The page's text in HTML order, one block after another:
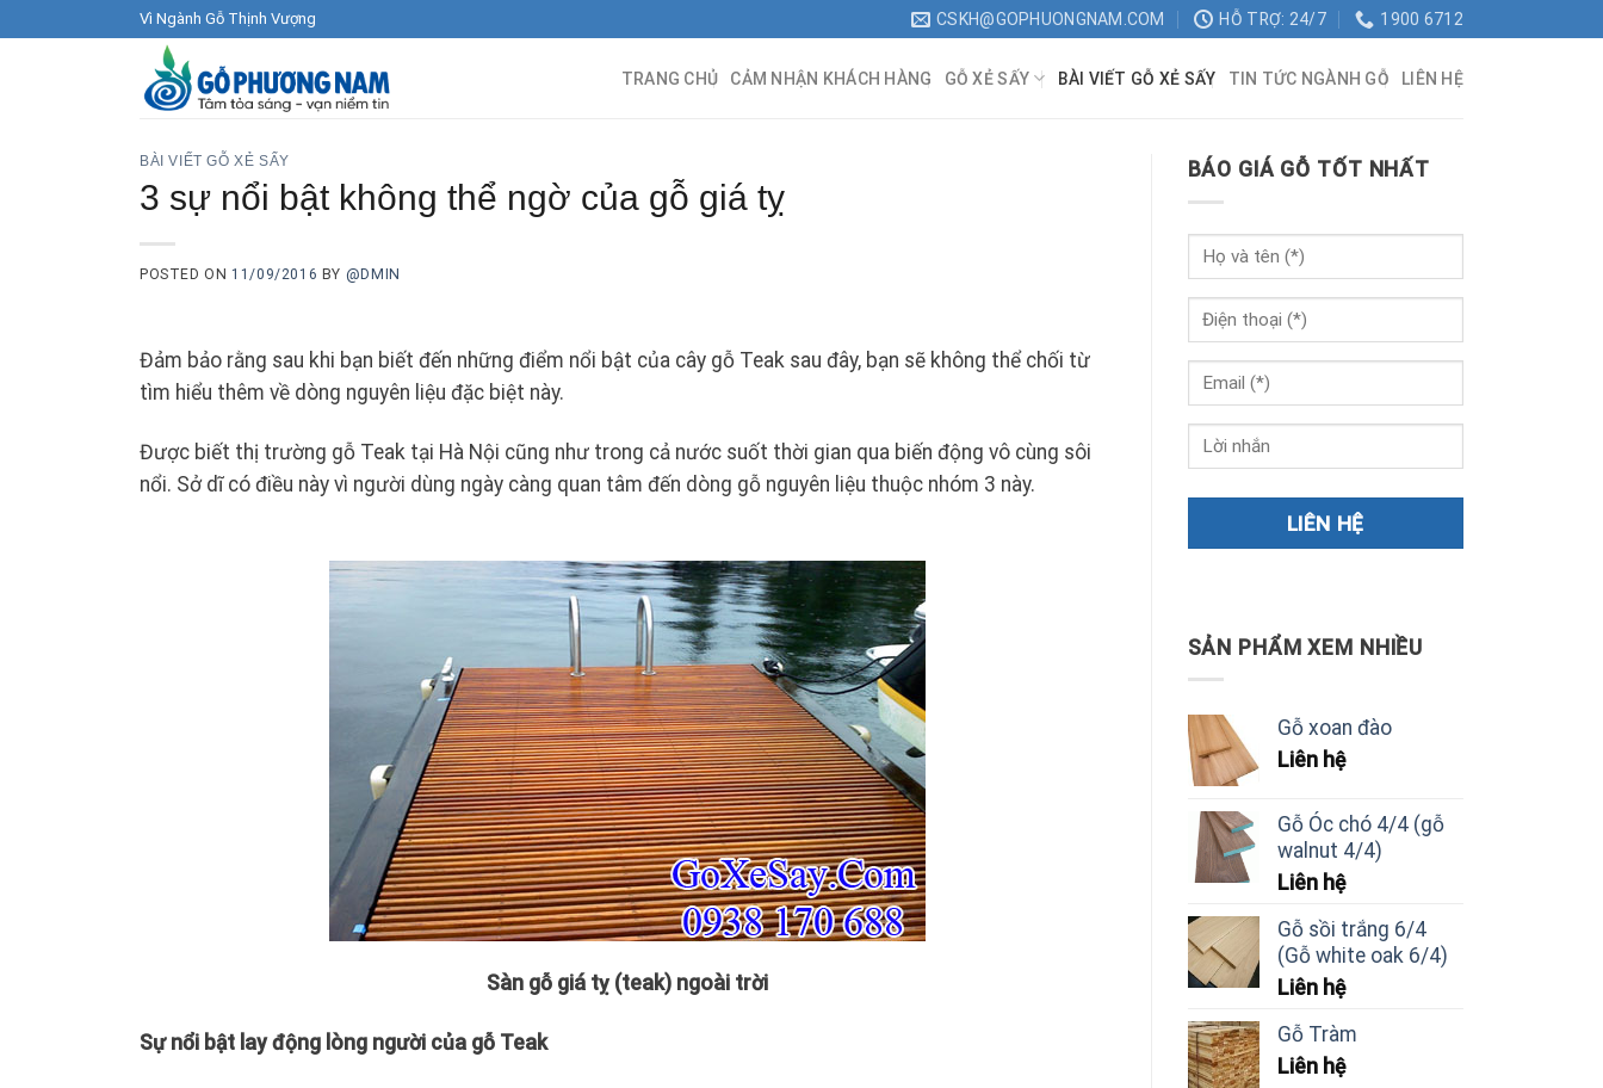
Vì Ngành Gỗ Thịnh Vượng CSKH@GOPHUONGNAM.COM HỖ TRỢ: 24/7 1900 6712
TRANG CHỦ CẢM NHẬN KHÁCH HÀNG GỖ XẺ SẤY BÀI VIẾT GỖ XẺ SẤY TIN TỨC NGÀNH GỖ LIÊN HỆ
BÀI VIẾT GỖ XẺ SẤY
3 sự nổi bật không thể ngờ của gỗ giá tỵ
POSTED ON 11/09/2016 BY @DMIN
Đảm bảo rằng sau khi bạn biết đến những điểm nổi bật của cây gỗ Teak sau đây, bạn sẽ không thể chối từ
tìm hiểu thêm về dòng nguyên liệu đặc biệt này.
Được biết thị trường gỗ Teak tại Hà Nội cũng như trong cả nước suốt thời gian qua biến động vô cùng sôi
nổi. Sở dĩ có điều này vì người dùng ngày càng quan tâm đến dòng gỗ nguyên liệu thuộc nhóm 3 này.
Sàn gỗ giá tỵ (teak) ngoài trời
Sự nổi bật lay động lòng người của gỗ Teak
BÁO GIÁ GỖ TỐT NHẤT
SẢN PHẨM XEM NHIỀU
Gỗ xoan đào
Liên hệ
Gỗ Óc chó 4/4 (gỗ
walnut 4/4)
Liên hệ
Gỗ sồi trắng 6/4
(Gỗ white oak 6/4)
Liên hệ
Gỗ Tràm
Liên hệ